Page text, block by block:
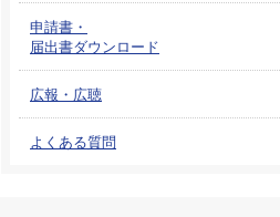
申請書・
届出書ダウンロード
広報・広聴
よくある質問